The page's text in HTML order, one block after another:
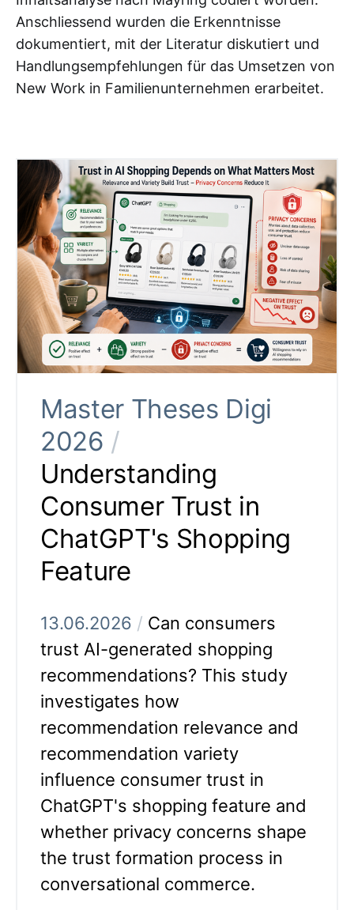
Anschliessend wurden die Erkenntnisse
dokumentiert, mit der Literatur diskutiert und
Handlungsempfehlungen für das Umsetzen von
New Work in Familienunternehmen erarbeitet.
Master Theses Digi
2026 /
Understanding
Consumer Trust in
ChatGPT's Shopping
Feature
13.06.2026 / Can consumers
trust AI-generated shopping
recommendations? This study
investigates how
recommendation relevance and
recommendation variety
influence consumer trust in
ChatGPT's shopping feature and
whether privacy concerns shape
the trust formation process in
conversational commerce.